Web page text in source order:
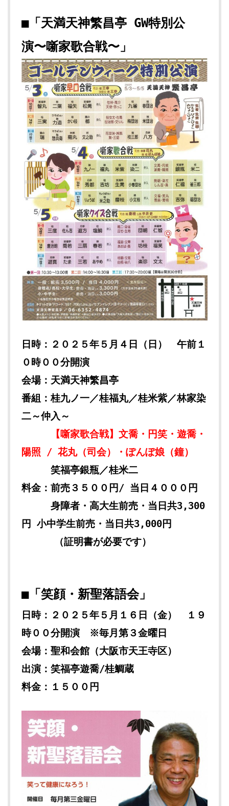
■「天満天神繁昌亭 GW特別公
演〜噺家歌合戦〜」
日時：２０２５年５月４日（日） 午前１
０時００分開演
会場：天満天神繁昌亭
番組：桂九ノ一／桂福丸／桂米紫／林家染
二～仲入～
【噺家歌合戦】文喬・円笑・遊喬・
陽照 / 花丸（司会）・ぽんぽ娘（鐘）
笑福亭銀瓶／桂米二
料金：前売３５００円/ 当日４０００円
身障者・高大生前売・当日共3,300
円 小中学生前売・当日共3,000円
（証明書が必要です）
■「笑顔・新聖落語会」
日時：２０２５年５月１６日（金） １９
時００分開演 ※毎月第３金曜日
会場：聖和会館（大阪市天王寺区）
出演：笑福亭遊喬/桂鯛蔵
料金：１５００円